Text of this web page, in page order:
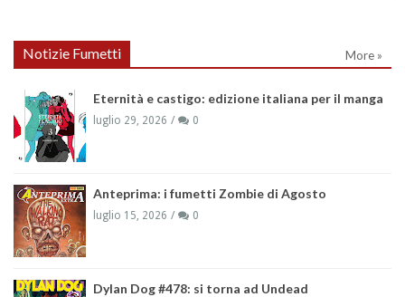
Notizie Fumetti More »
Eternità e castigo: edizione italiana per il manga
luglio 29, 2026 0
Anteprima: i fumetti Zombie di Agosto
luglio 15, 2026 0
Dylan Dog #478: si torna ad Undead